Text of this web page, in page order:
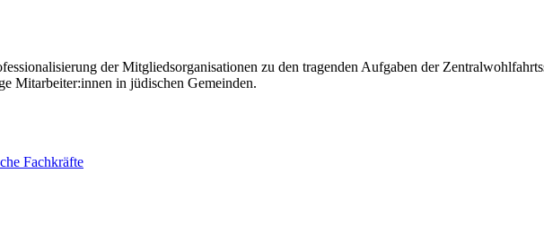
der Mitgliedsorganisationen zu den tragenden Aufgaben der
Mitarbeiter:innen in jüdischen Gemeinden.
Fachkräfte